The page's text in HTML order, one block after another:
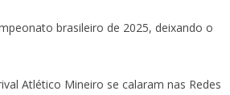
brasileiro de 2025, deixando o
Atlético Mineiro se calaram nas Redes